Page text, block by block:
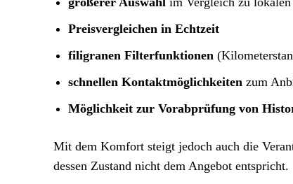
Preisvergleichen in Echtzeit
filigranen Filterfunktionen
schnellen Kontaktmöglichkeiten zum
Möglichkeit zur Vorabprüfung von
Mit dem Komfort steigt jedoch auch die
dessen Zustand nicht dem Angebot entspricht.